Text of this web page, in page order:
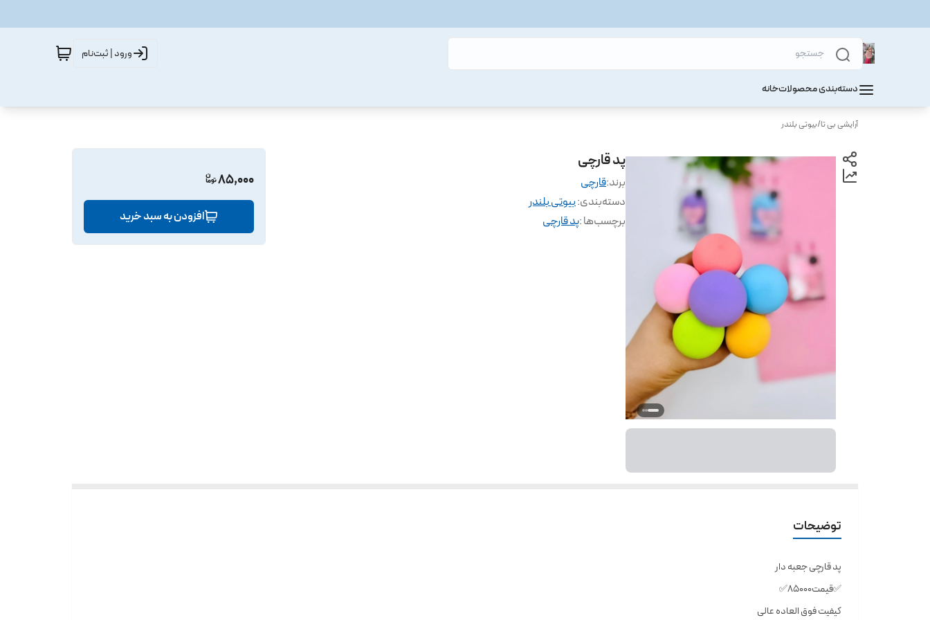
ورود | ثبت‌نام
دسته‌بندی محصولاتخانه
آرایشی بی تا/بیوتی بلندر
پد قارچی
برند:قارچی
دسته‌بندی:بیوتی بلندر
برچسب‌ها :پد قارچی
85,000
افزودن به سبد خرید
توضیحات
پد قارچی جعبه دار
✅️قیمت۸۵۰۰۰✅️
کیفیت فوق العاده عالی